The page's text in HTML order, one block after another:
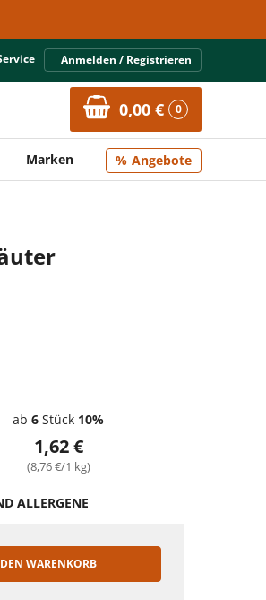
Anmelden / Registrieren
0,00 € 0
Marken Angebote
ab 6 Stück 10%
1,62 €
(8,76 €/1 kg)
ALLERGENE
WARENKORB